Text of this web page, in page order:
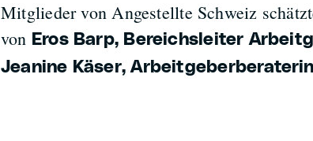
Mitglieder von Angestellte Schweiz
von Eros Barp, Bereichsleiter
Jeanine Käser, Arbeitgeberberaterin